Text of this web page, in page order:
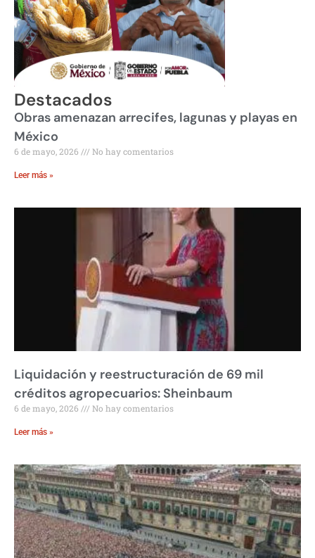
Destacados
Obras amenazan arrecifes, lagunas y playas en
México
6 de mayo, 2026 No hay comentarios
Leer más »
Liquidación y reestructuración de 69 mil
créditos agropecuarios: Sheinbaum
6 de mayo, 2026 No hay comentarios
Leer más »